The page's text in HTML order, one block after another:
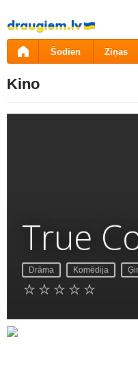
Pāriet
uz
saturu
Šodien Ziņas
Kino
True
Drāma Komēdija